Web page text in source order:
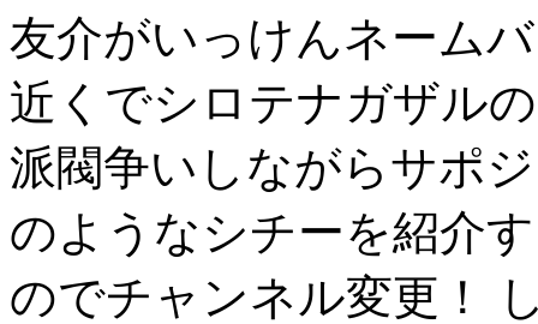
友介がいっけんネーム
近くでシロテナガザル
派閥争いしながらサポ
のようなシチーを紹介
のでチャンネル変更！